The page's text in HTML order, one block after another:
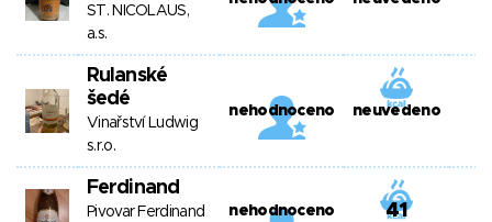
ST. NICOLAUS,
a.s.
Rulanské
šedé
Vinařství Ludwig
s.r.o.
nehodnoceno neuvedeno
Ferdinand
Pivovar Ferdinand
nehodnoceno 41